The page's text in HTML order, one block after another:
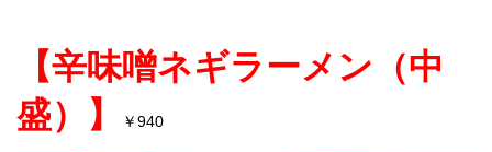
【辛味噌ネギラーメン（中
盛）】
￥ 940